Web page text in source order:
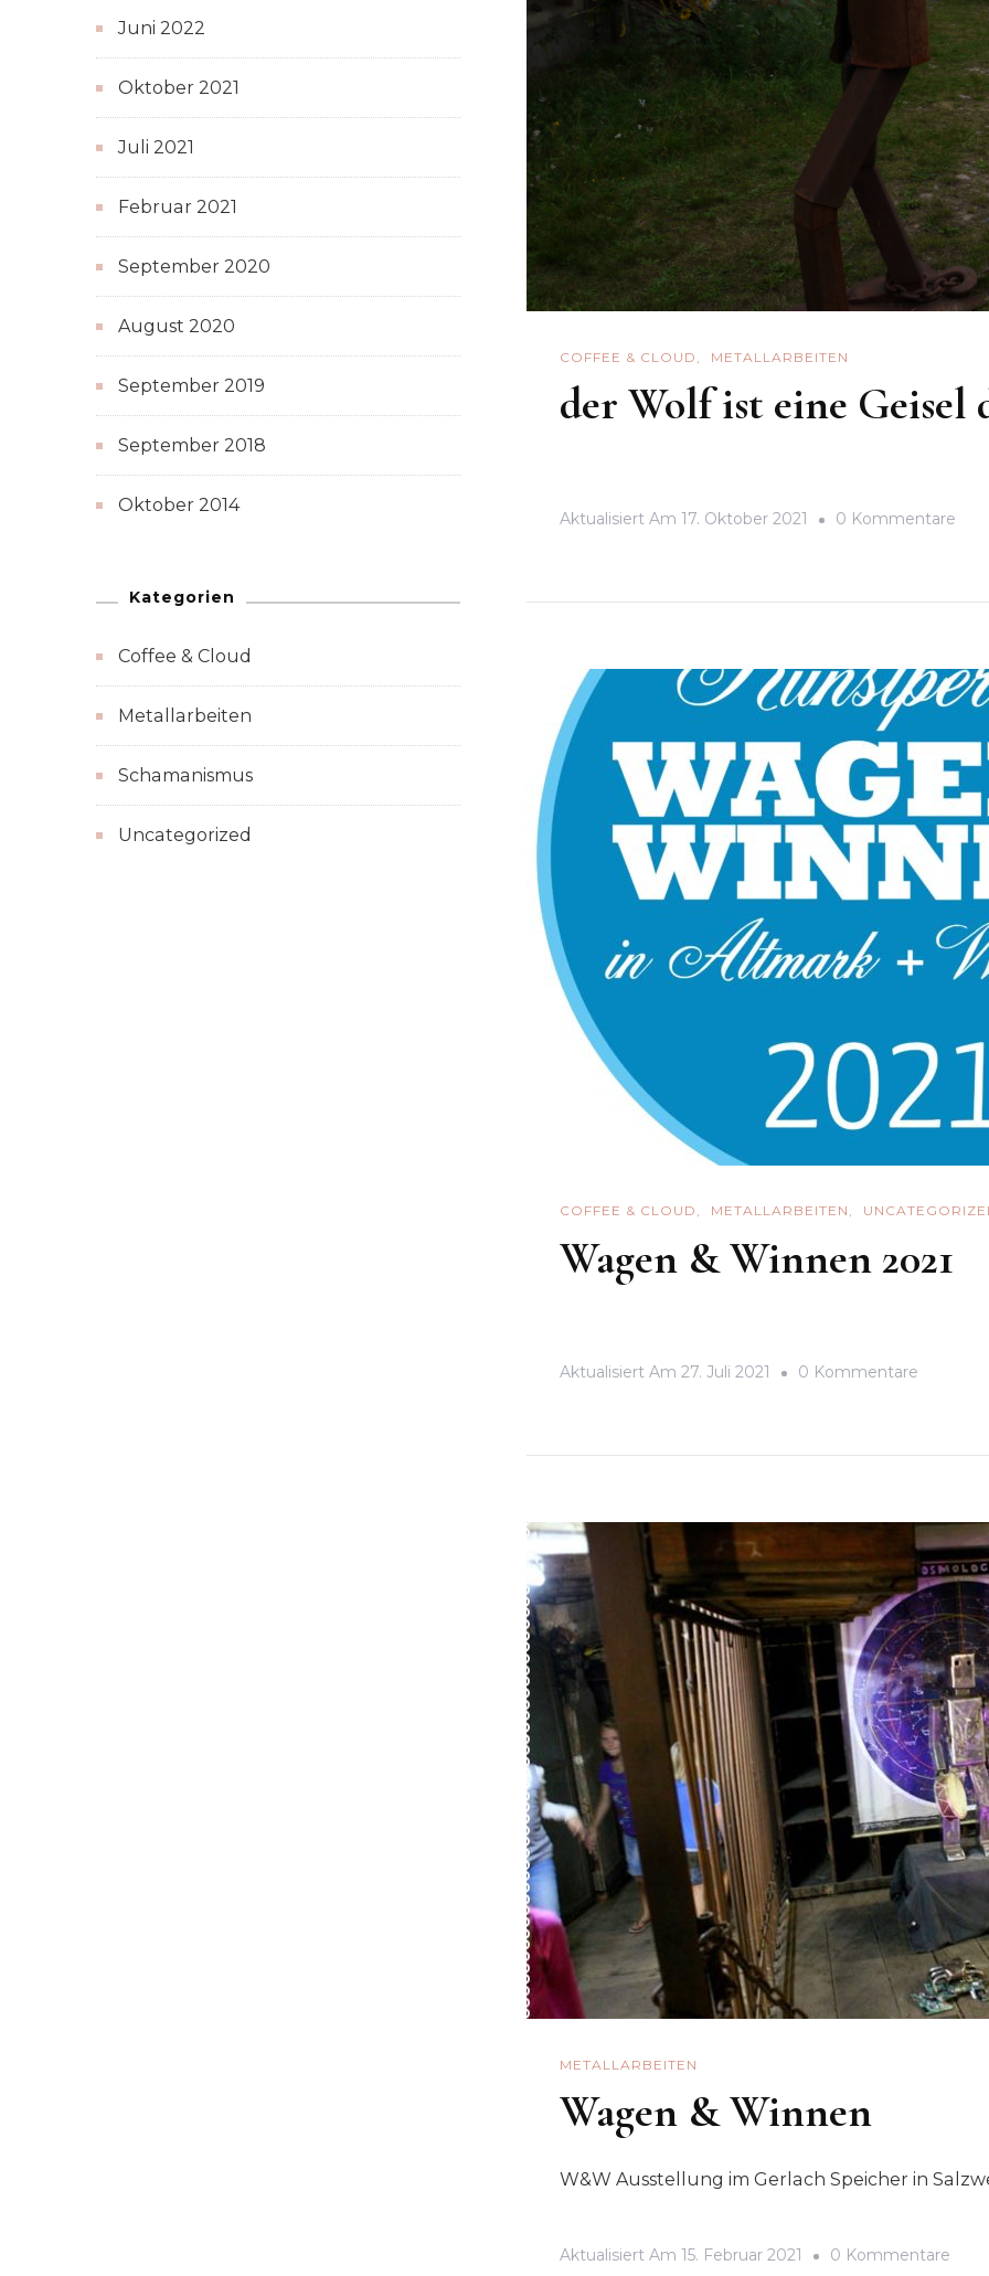
COFFEE & CLOUD METALLARBEITEN
der Wolf ist eine Geisel
Aktualisiert Am 17. Oktober 2021 0 Kommentare
Der
Zeit
COFFEE & CLOUD METALLARBEITEN
Wagen & Winnen 2021
Aktualisiert Am 27. Juli 2021 0 Kommentare
METALLARBEITEN
Wagen & Winnen
W&W Ausstellung im Gerlach Speicher in
Aktualisiert Am 15. Februar 2021 0 Kommentare
Juni 2022
Oktober 2021
Juli 2021
Februar 2021
September 2020
August 2020
September 2019
September 2018
Oktober 2014
Kategorien
Coffee & Cloud
Metallarbeiten
Schamanismus
Uncategorized